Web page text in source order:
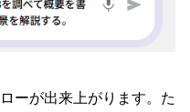
ーが出来上がります。た